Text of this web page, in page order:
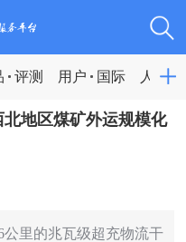
评测 用户 国际 人物
地区煤矿外运规模化
公里的兆瓦级超充物流干